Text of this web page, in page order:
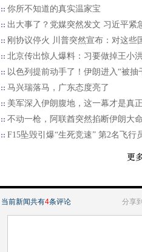
你所不知道的真实温家宝
出大事了？党媒突然发文 习近平紧
刚协议停火 川普突然宣布：对这些
北京传出惊人爆料：习要做掉王小
以色列提前动手了！伊朗进入“被抽
马兴瑞落马，广东态度亮了
美军深入伊朗腹地，这一幕才是真
不动一枪，阿联酋突然掐断伊朗大
F15坠毁引爆“生死竞速” 第2名飞行
当前新闻共有4条评论 分享